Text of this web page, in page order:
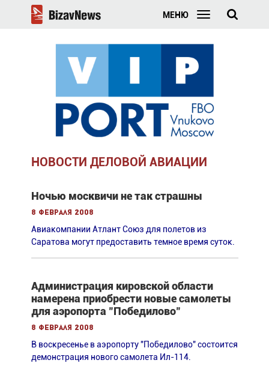
МЕНЮ
НОВОСТИ ДЕЛОВОЙ АВИАЦИИ
Ночью москвичи не так страшны
8 февраля 2008
Авиакомпании Атлант Союз для полетов из
Саратова могут предоставить темное время суток.
Администрация кировской области
намерена приобрести новые самолеты
для аэропорта "Победилово"
8 февраля 2008
В воскресенье в аэропорту "Победилово" состоится
демонстрация нового самолета Ил-114.